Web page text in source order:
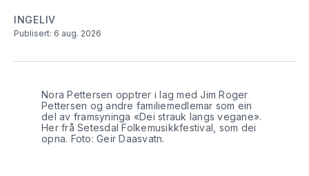
INGELIV
Publisert: 6 aug. 2026
Nora Pettersen opptrer i lag med Jim Roger
Pettersen og andre familiemedlemar som ein
del av framsyninga «Dei strauk langs vegane».
Her frå Setesdal Folkemusikkfestival, som dei
opna. Foto: Geir Daasvatn.